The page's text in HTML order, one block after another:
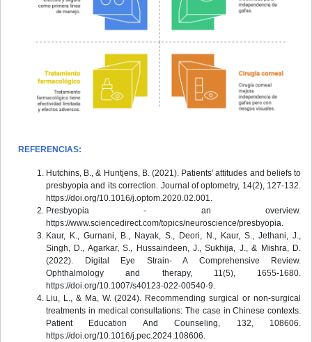
REFERENCIAS:
Hutchins, B., & Huntjens, B. (2021). Patients' attitudes and beliefs to
presbyopia and its correction. Journal of optometry, 14(2), 127-132.
https://doi.org/10.1016/j.optom.2020.02.001.
Presbyopia - an overview.
https://www.sciencedirect.com/topics/neuroscience/presbyopia.
Kaur, K., Gurnani, B., Nayak, S., Deori, N., Kaur, S., Jethani, J.,
Singh, D., Agarkar, S., Hussaindeen, J., Sukhija, J., & Mishra, D.
(2022). Digital Eye Strain- A Comprehensive Review.
Ophthalmology and therapy, 11(5), 1655-1680.
https://doi.org/10.1007/s40123-022-00540-9.
Liu, L., & Ma, W. (2024). Recommending surgical or non-surgical
treatments in medical consultations: The case in Chinese contexts.
Patient Education And Counseling, 132, 108606.
https://doi.org/10.1016/j.pec.2024.108606.